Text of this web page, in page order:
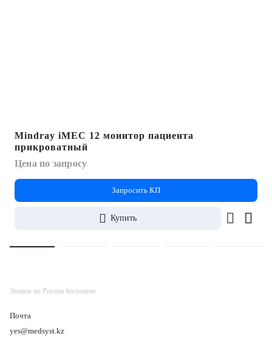
Mindray iMEC 12 монитор пациента
прикроватный
Цена по запросу
Запросить КП
Купить
Звонок по России бесплатно
Почта
yes@medsyst.kz